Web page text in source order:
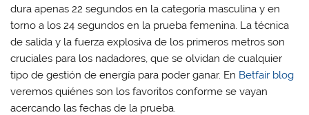
dura apenas 22 segundos en la categoría masculina y en
torno a los 24 segundos en la prueba femenina. La técnica
de salida y la fuerza explosiva de los primeros metros son
cruciales para los nadadores, que se olvidan de cualquier
tipo de gestión de energía para poder ganar. En Betfair blog
veremos quiénes son los favoritos conforme se vayan
acercando las fechas de la prueba.